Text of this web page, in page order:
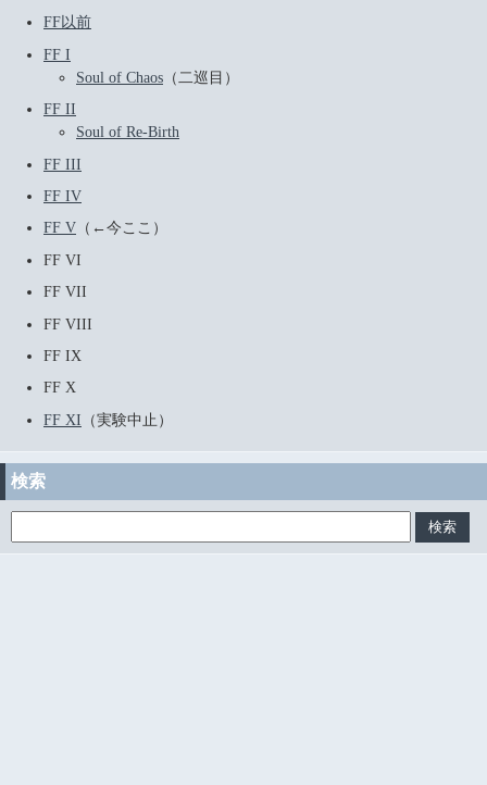
FF以前
FF I
Soul of Chaos （二巡目）
FF II
Soul of Re-Birth
FF III
FF IV
FF V （←今ここ）
FF VI
FF VII
FF VIII
FF IX
FF X
FF XI （実験中止）
検索